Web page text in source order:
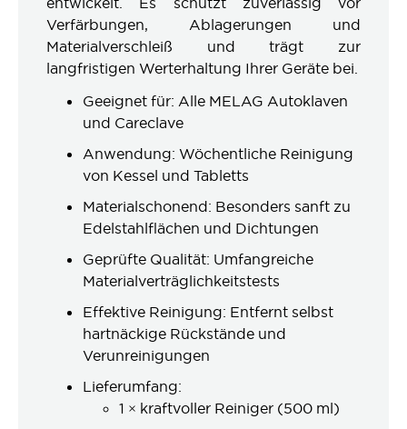
Verfärbungen, Ablagerungen und
Materialverschleiß und trägt zur
langfristigen Werterhaltung Ihrer Geräte bei.
Geeignet für: Alle MELAG Autoklaven
und Careclave
Anwendung: Wöchentliche Reinigung
von Kessel und Tabletts
Materialschonend: Besonders sanft zu
Edelstahlflächen und Dichtungen
Geprüfte Qualität: Umfangreiche
Materialverträglichkeitstests
Effektive Reinigung: Entfernt selbst
hartnäckige Rückstände und
Verunreinigungen
Lieferumfang:
1 × kraftvoller Reiniger (500 ml)